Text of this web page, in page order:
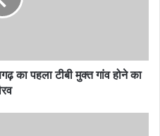
का पहला टीबी मुक्त गांव होने का